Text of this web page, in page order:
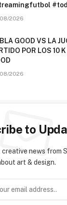
2026
GOOD VS LA
POR LOS 10
2026
to
news from
art & design.